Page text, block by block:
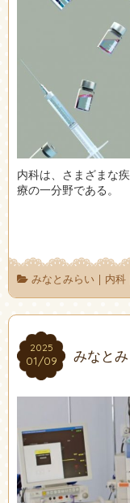
内科は、さまざまな
療の一分野である。
みなとみらい| 内科
2025
01/09
2025
01/09 みなと